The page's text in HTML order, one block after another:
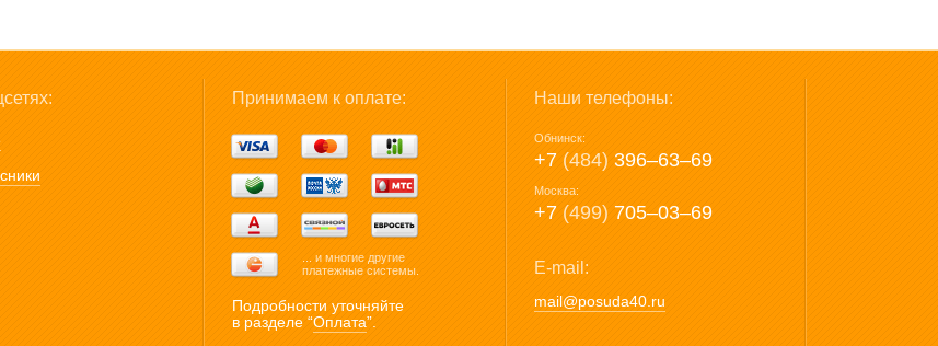
Принимаем к оплате:
... и многие другие
платежные системы.
Подробности уточняйте
в разделе “Оплата”.
Наши телефоны:
Обнинск:
+7 (484) 396‒63‒69
Москва:
+7 (499) 705‒03‒69
E-mail:
mail@posuda40.ru